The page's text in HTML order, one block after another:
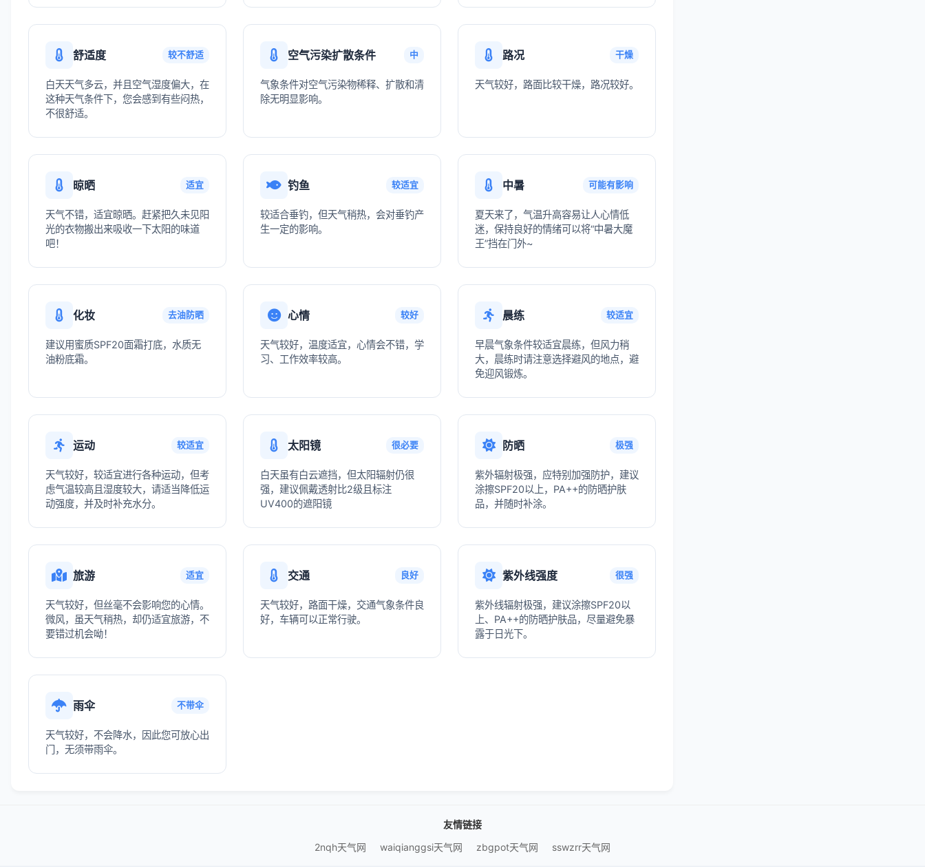
舒适度 较不舒适
白天天气多云，并且空气湿度偏大，在
这种天气条件下，您会感到有些闷热，
不很舒适。
空气污染扩散条件 中
气象条件对空气污染物稀释、扩散和清
除无明显影响。
路况 干燥
天气较好，路面比较干燥，路况较好。
晾晒 适宜
天气不错，适宜晾晒。赶紧把久未见阳
光的衣物搬出来吸收一下太阳的味道
吧！
钓鱼 较适宜
较适合垂钓，但天气稍热，会对垂钓产
生一定的影响。
中暑 可能有影响
夏天来了，气温升高容易让人心情低
迷，保持良好的情绪可以将“中暑大魔
王”挡在门外~
化妆 去油防晒
建议用蜜质SPF20面霜打底，水质无
油粉底霜。
心情 较好
天气较好，温度适宜，心情会不错，学
习、工作效率较高。
晨练 较适宜
早晨气象条件较适宜晨练，但风力稍
大，晨练时请注意选择避风的地点，避
免迎风锻炼。
运动 较适宜
天气较好，较适宜进行各种运动，但考
虑气温较高且湿度较大，请适当降低运
动强度，并及时补充水分。
太阳镜 很必要
白天虽有白云遮挡，但太阳辐射仍很
强，建议佩戴透射比2级且标注
UV400的遮阳镜
防晒 极强
紫外辐射极强，应特别加强防护，建议
涂擦SPF20以上，PA++的防晒护肤
品，并随时补涂。
旅游 适宜
天气较好，但丝毫不会影响您的心情。
微风，虽天气稍热，却仍适宜旅游，不
要错过机会呦！
交通 良好
天气较好，路面干燥，交通气象条件良
好，车辆可以正常行驶。
紫外线强度 很强
紫外线辐射极强，建议涂擦SPF20以
上、PA++的防晒护肤品，尽量避免暴
露于日光下。
雨伞 不带伞
天气较好，不会降水，因此您可放心出
门，无须带雨伞。
友情链接
2nqh天气网
waiqianggsi天气网 zbgpot天气网 sswzrr天气网